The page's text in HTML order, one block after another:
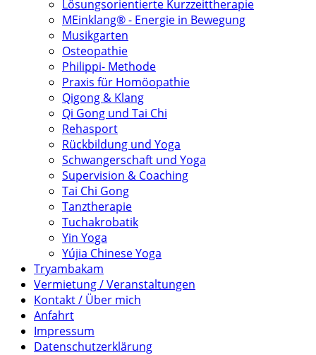
Lösungsorientierte Kurzzeittherapie
MEinklang® - Energie in Bewegung
Musikgarten
Osteopathie
Philippi- Methode
Praxis für Homöopathie
Qigong & Klang
Qi Gong und Tai Chi
Rehasport
Rückbildung und Yoga
Schwangerschaft und Yoga
Supervision & Coaching
Tai Chi Gong
Tanztherapie
Tuchakrobatik
Yin Yoga
Yújia Chinese Yoga
Tryambakam
Vermietung / Veranstaltungen
Kontakt / Über mich
Anfahrt
Impressum
Datenschutzerklärung